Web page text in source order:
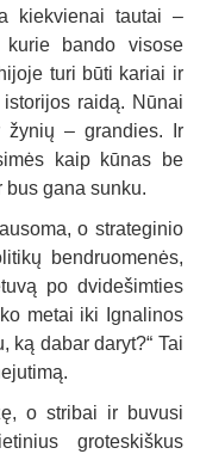
kiekvienai tautai –
kurie bando visose
turi būti kariai ir
raidą. Nūnai
žynių – grandies. Ir
kaip kūnas be
gana sunku.
o strateginio
bendruomenės,
po dvidešimties
metai iki Ignalinos
ką dabar daryt?“ Tai
o stribai ir buvusi
groteskiškus